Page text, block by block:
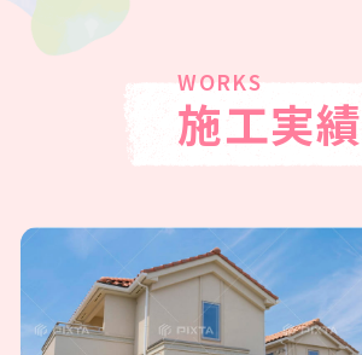
施工実績